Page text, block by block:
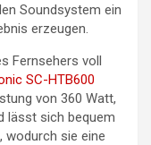
Soundsystem ein
erzeugen.
Fernsehers voll
SC-HTB600
von 360 Watt,
lässt sich bequem
wodurch sie eine